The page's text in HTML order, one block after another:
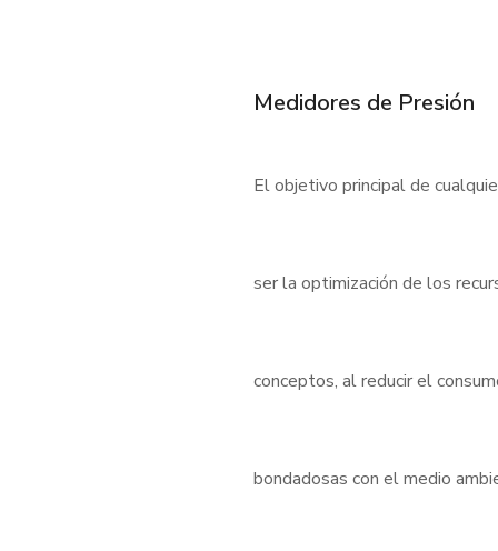
Medidores de Presión
El objetivo principal de
ser la optimización de los
conceptos, al reducir el
bondadosas con el medio